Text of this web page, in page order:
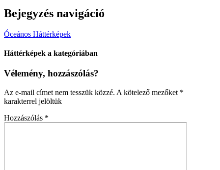
Bejegyzés navigáció
Óceános Háttérképek
Háttérképek a kategóriában
Vélemény, hozzászólás?
Az e-mail címet nem tesszük közzé. A kötelező mezőket *
karakterrel jelöltük
Hozzászólás *